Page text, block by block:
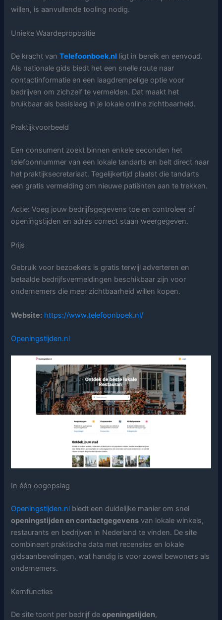
willen, is aanvullende tooling nodig.
Unieke Waardepropositie
De kracht vanTelefoonboek.nl ligt in bereik en eenvoud.
Als nationale gids biedt het een snelle route naar
contactinformatie en een laagdrempelige optie voor
bedrijven om zichzelf te vermelden. Dat maakt het
bruikbaar als basislaag in je lokale online zichtbaarheid.
Praktijkvoorbeeld
Een consument zoekt binnen enkele seconden het
telefoonnummer van een lokale tandarts en belt direct naar
het praktijksecretariaat. Tegelijkertijd plaatst die tandarts
een gratis vermelding om nieuwe patiënten aan te trekken.
Actie: Voeg jouw bedrijfsgegevens toe en controleer of
openingstijden en adres correct staan weergegeven.
Prijs
Gebruik voor bezoekers is gratis terwijl adverteren en
betaalde bedrijfsvermeldingen beschikbaar zijn voor
ondernemers die meer zichtbaarheid willen kopen.
Website: https://www.telefoonboek.nl/
Openingstijden.nl
In één oogopslag
Openingstijden.nl biedt een duidelijke manier om snel
openingstijden en contactgegevens van lokale winkels,
restaurants en bedrijven in Nederland te vinden. De site
combineert praktische data met recensies en lokale
gidsaanbevelingen, wat handig is voor zowel bewoners als
ondernemers.
Kernfuncties
De site toont per bedrijf deopeningstijden,